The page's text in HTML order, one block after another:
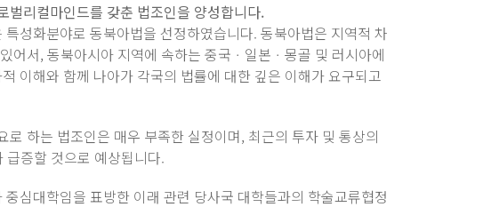
벌리컬마인드를 갖춘 법조인을 양성합니다.
성화분야로 동북아법을 선정하였습니다. 동북아법은 지역적 차
어서, 동북아시아 지역에 속하는 중국ㆍ일본ㆍ몽골 및 러시아에
이해와 함께 나아가 각국의 법률에 대한 깊은 이해가 요구되고
로 하는 법조인은 매우 부족한 실정이며, 최근의 투자 및 통상의
증할 것으로 예상됩니다.
심대학임을 표방한 이래 관련 당사국 대학들과의 학술교류협정